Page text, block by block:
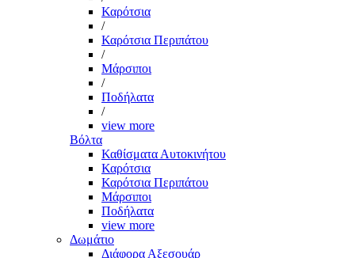
Καρότσια
/
Καρότσια Περιπάτου
/
Μάρσιποι
/
Ποδήλατα
/
view more
Βόλτα
Καθίσματα Αυτοκινήτου
Καρότσια
Καρότσια Περιπάτου
Μάρσιποι
Ποδήλατα
view more
Δωμάτιο
Διάφορα Αξεσουάρ